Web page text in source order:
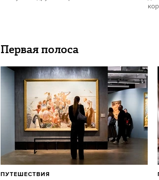
Первая полоса
ПУТЕШЕСТВИЯ